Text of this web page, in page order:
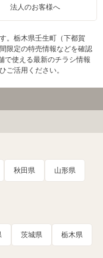
法人のお客様へ
。栃木県壬生町（下都賀
限定の特売情報などを確認
で使える最新のチラシ情報
ご活用ください。
秋田県 山形県
茨城県 栃木県